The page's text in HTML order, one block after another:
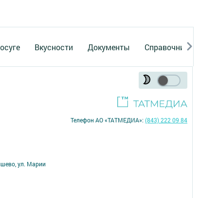
Вкусности Документы Справочник
ул. Марии
Телефон АО «ТАТМЕДИА»:(843) 222 09 84